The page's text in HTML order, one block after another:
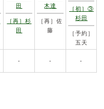
田
［再］杉
田
木達
［再］佐
藤
［初］③
杉田
［予約］
五天
- - -